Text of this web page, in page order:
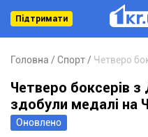
Підтримати
Головна Спорт
Оновлено
Четверо боксерів
здобули медалі на